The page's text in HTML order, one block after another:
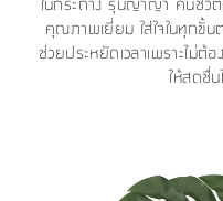
คุณภาพเยี่ยม ใส่ใจในทุกขั้น
ช่วยประหยัดเวลาเพราะไม่
ให้สดชื่